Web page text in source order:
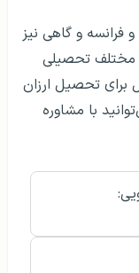
فرانسه و گاهی نیز
مختلف تحصیلی
برای تحصیل ارزان
با مشاوره